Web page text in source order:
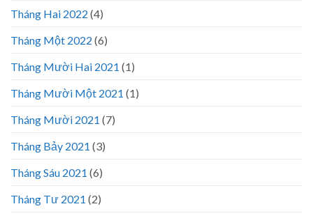
Tháng Hai 2022 (4)
Tháng Một 2022 (6)
Tháng Mười Hai 2021 (1)
Tháng Mười Một 2021 (1)
Tháng Mười 2021 (7)
Tháng Bảy 2021 (3)
Tháng Sáu 2021 (6)
Tháng Tư 2021 (2)